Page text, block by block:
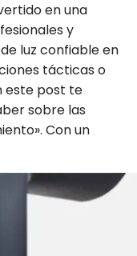
en una
y
luz confiable en
tácticas o
este post te
sobre las
Con un